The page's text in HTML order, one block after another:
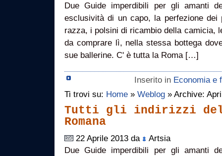
Due Guide imperdibili per gli amanti
esclusività di un capo, la perfezione
razza, i polsini di ricambio della camicia,
da comprare lì, nella stessa bottega
sue ballerine. C' è tutta la Roma […]
Inserito in Economia e
Ti trovi su: Home » Weblog » Archive:
Tutti gli indirizzi
Romana
22 Aprile 2013 da
Artsia
Due Guide imperdibili per gli amanti